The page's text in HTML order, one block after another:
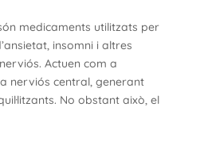
medicaments utilitzats per
insomni i altres
Actuen com a
nerviós central, generant
No obstant això, el